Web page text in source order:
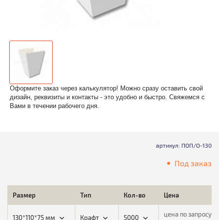
Оформите заказ через калькулятор! Можно сразу оставить свой
дизайн, реквизиты и контакты - это удобно и быстро. Свяжемся с
Вами в течении рабочего дня.
артикул: ПОП/О-130
Под заказ
Размер Тип Кол-во Цена
130*110*75 мм Крафт 5000 цена по запросу